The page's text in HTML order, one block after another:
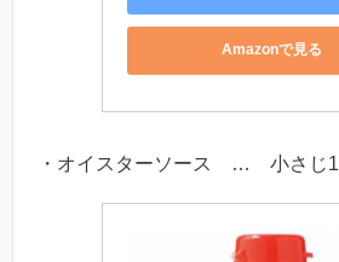
Amazonで見る
・オイスターソース … 小さじ1